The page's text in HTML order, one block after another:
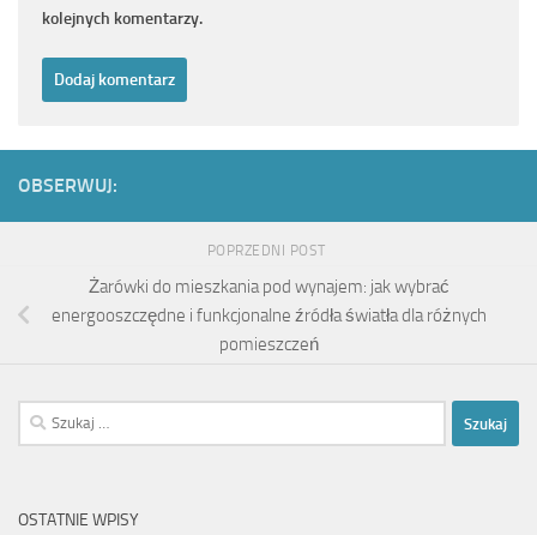
kolejnych komentarzy.
OBSERWUJ:
POPRZEDNI POST
Żarówki do mieszkania pod wynajem: jak wybrać
energooszczędne i funkcjonalne źródła światła dla różnych
pomieszczeń
Szukaj:
OSTATNIE WPISY